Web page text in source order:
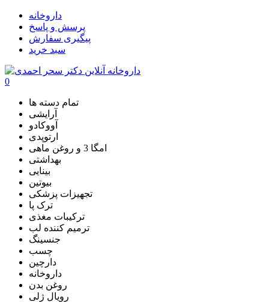
داروخانه
پرسش و پاسخ
پیگیری سفارش
سبد خرید
0
تمام دسته ها
آرایشی
آووکادو
ارتوپدی
امگا 3 و روغن ماهی
بهداشتی
بینایی
بیوتین
تجهیزات پزشکی
ترک پا
ترکیبات مغذی
ترمیم کننده لب
جنسینگ
چسب
دارچین
داروخانه
روغن بدن
رویال ژلی